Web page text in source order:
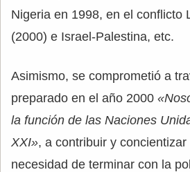
Nigeria en 1998, en el conflicto
(2000) e Israel-Palestina, etc.
Asimismo, se comprometió a
preparado en el año 2000
la función de las Naciones
XXI», a contribuir y concientizar
necesidad de terminar con la